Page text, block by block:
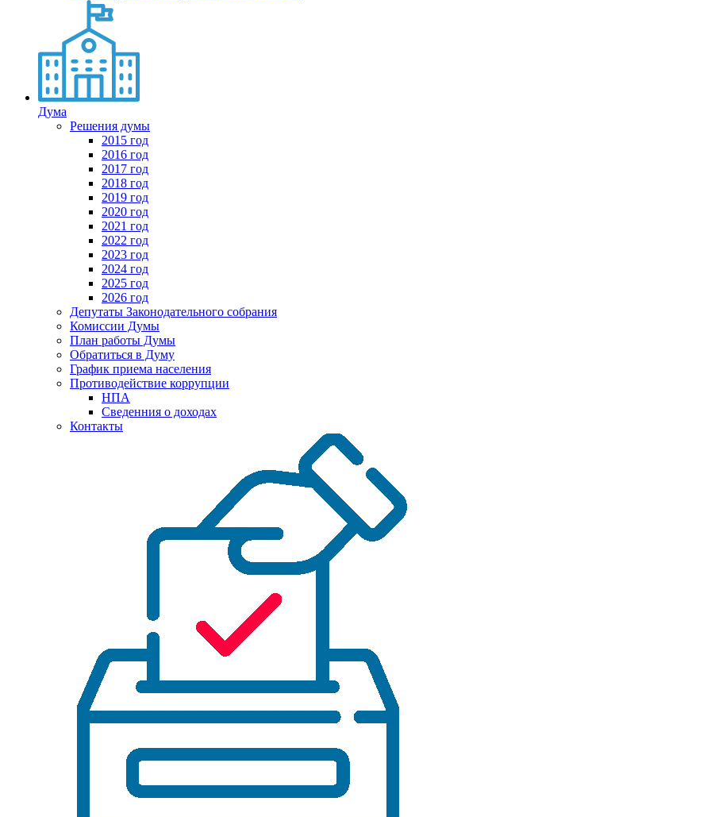
Дума
Решения думы
2015 год
2016 год
2017 год
2018 год
2019 год
2020 год
2021 год
2022 год
2023 год
2024 год
2025 год
2026 год
Депутаты Законодательного собрания
Комиссии Думы
План работы Думы
Обратиться в Думу
График приема населения
Противодействие коррупции
НПА
Сведенния о доходах
Контакты